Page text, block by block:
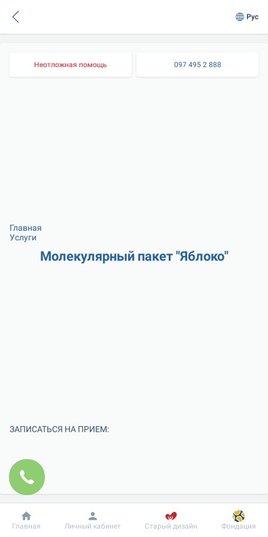
Рус
Неотложная помощь 097 495 2 888
Главная
Услуги
Молекулярный пакет "Яблоко"
ЗАПИСАТЬСЯ НА ПРИЕМ:
Добробут Информация Пациенту
Главная Личный кабинет Старый дизайн Фондация